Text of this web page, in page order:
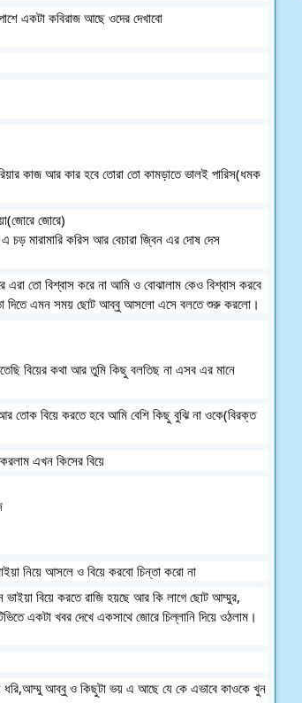
একটা কবিরাজ আছে ওদের দেখাবো
কাজ আর কার হবে তোরা তো কামড়াতে ভালই পারিস(ধমক
জোরে)
চড় মারামারি করিস আর বেচারা জ্বিন এর দোষ দেস
তো বিশ্বাস করে না আমি ও বোঝালাম কেও বিশ্বাস করবে
দিতে এমন সময় ছোট আব্বু আসলো এসে বলতে শুরু করলো।
বিয়ের কথা আর তুমি কিছু বলতিছ না এসব এর মানে
তোক বিয়ে করতে হবে আমি বেশি কিছু বুঝি না ওকে(বিরক্ত
এখন কিসের বিয়ে
নিয়ে আসলে ও বিয়ে করবো চিন্তা করো না
বিয়ে করতে রাজি হয়ছে আর কি লাগে ছোট আম্মুর,
একটা খবর দেখে একসাথে জোরে চিল্লানি দিয়ে ওঠলাম।
ধরি,আম্মু আব্বু ও কিছুটা ভয় এ আছে যে কে এভাবে কাওকে খুন